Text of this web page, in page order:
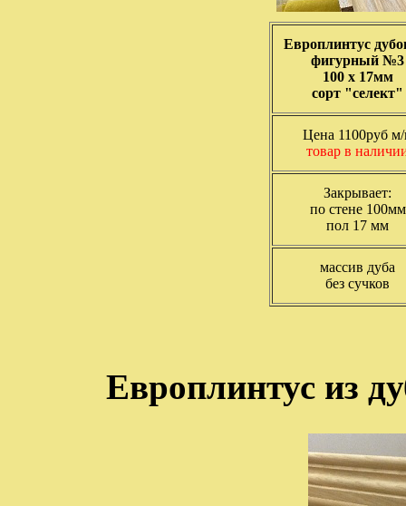
Европлинтус
фигурный №3
100 х 17мм
сорт "селект"
Цена 1100руб
товар в
Закрывает:
по стене 100мм
пол 17 мм
массив дуба
без сучков
Европлинтус из